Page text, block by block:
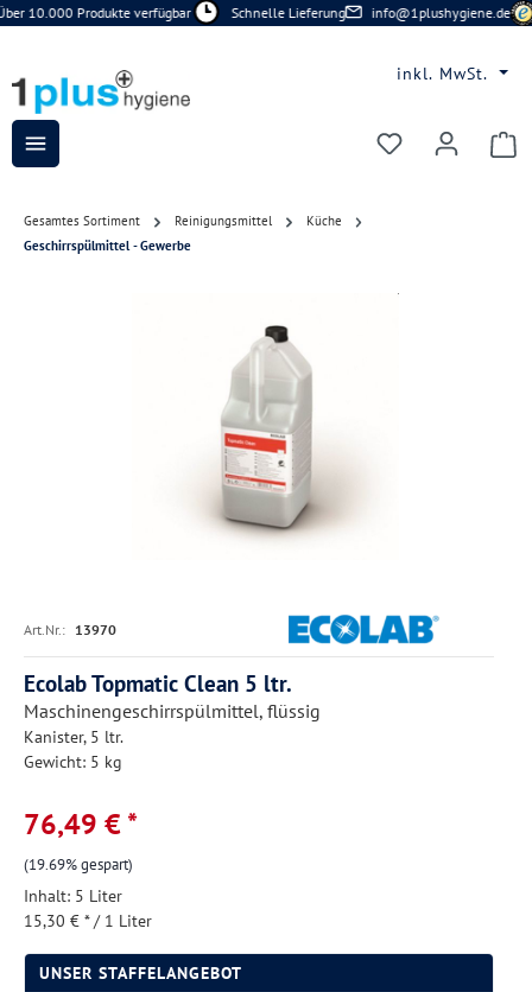
Zum Hauptinhalt springen
10.000 Produkte verfügbar Schnelle Lieferung info@1plushygiene.de
inkl. MwSt.
Du hast 0
Gesamtes Sortiment Reinigungsmittel
Küche
Geschirrspülmittel - Gewerbe
Art.Nr.: 13970
Ecolab Topmatic Clean 5 ltr.
Maschinengeschirrspülmittel, flüssig
Kanister, 5 ltr.
Gewicht: 5 kg
76,49 € *
(19.69% gespart)
Inhalt: 5 Liter
15,30 € * / 1 Liter
UNSER STAFFELANGEBOT